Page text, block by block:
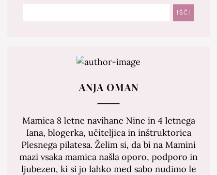
IŠČI
ANJA OMAN
Mamica 8 letne navihane Nine in 4 letnega
Iana, blogerka, učiteljica in inštruktorica
Plesnega pilatesa. Želim si, da bi na Mamini
mazi vsaka mamica našla oporo, podporo in
ljubezen, ki si jo lahko med sabo nudimo le